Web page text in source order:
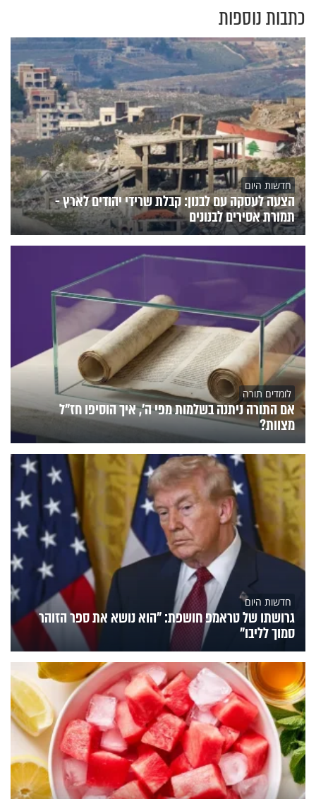
כתבות נוספות
חדשות היום
הצעה לעסקה עם לבנון: קבלת שרידי יהודים לארץ -
תמורת אסירים לבנונים
לומדים תורה
אם התורה ניתנה בשלמות מפי ה', איך הוסיפו חז"ל
מצוות?
חדשות היום
גרושתו של טראמפ חושפת: "הוא נושא את ספר הזוהר
סמוך לליבו"